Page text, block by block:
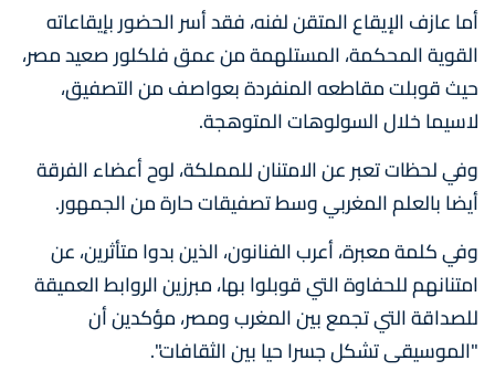
أما عازف الإيقاع المتقن لفنه، فقد أسر الحضور بإيقاعاته
القوية المحكمة، المستلهمة من عمق فلكلور صعيد مصر،
حيث قوبلت مقاطعه المنفردة بعواصف من التصفيق،
لاسيما خلال السولوهات المتوهجة.
وفي لحظات تعبر عن الامتنان للمملكة، لوح أعضاء الفرقة
أيضا بالعلم المغربي وسط تصفيقات حارة من الجمهور.
وفي كلمة معبرة، أعرب الفنانون، الذين بدوا متأثرين، عن
امتنانهم للحفاوة التي قوبلوا بها، مبرزين الروابط العميقة
للصداقة التي تجمع بين المغرب ومصر، مؤكدين أن
"الموسيقى تشكل جسرا حيا بين الثقافات".